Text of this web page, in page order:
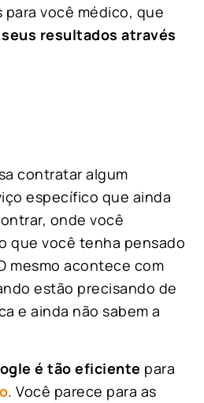
para você médico, que
resultados através
contratar algum
específico que ainda
onde você
que você tenha pensado
mesmo acontece com
estão precisando de
e ainda não sabem a
é tão eficiente para
. Você parece para as